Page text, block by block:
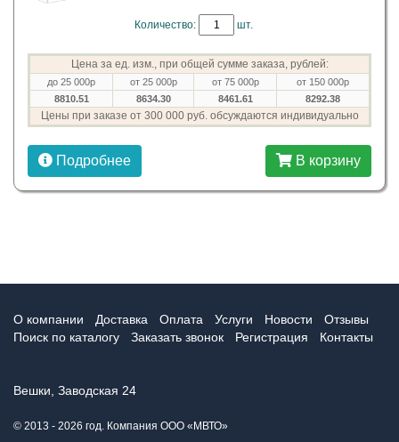
Количество: шт.
Цена за ед. изм., при общей сумме заказа, рублей:
до 25 000р от 25 000р от 75 000р
от 150 000р
8810.51
8634.30 8461.61 8292.38
Цены при заказе от 300 000 руб. обсуждаются индивидуально
Подробнее В корзину
О компании Доставка Оплата Услуги Новости
Отзывы
Поиск по каталогу
Заказать звонок Регистрация Контакты
Вешки, Заводская 24
© 2013 - 2026 год. Компания ООО «МВТО»